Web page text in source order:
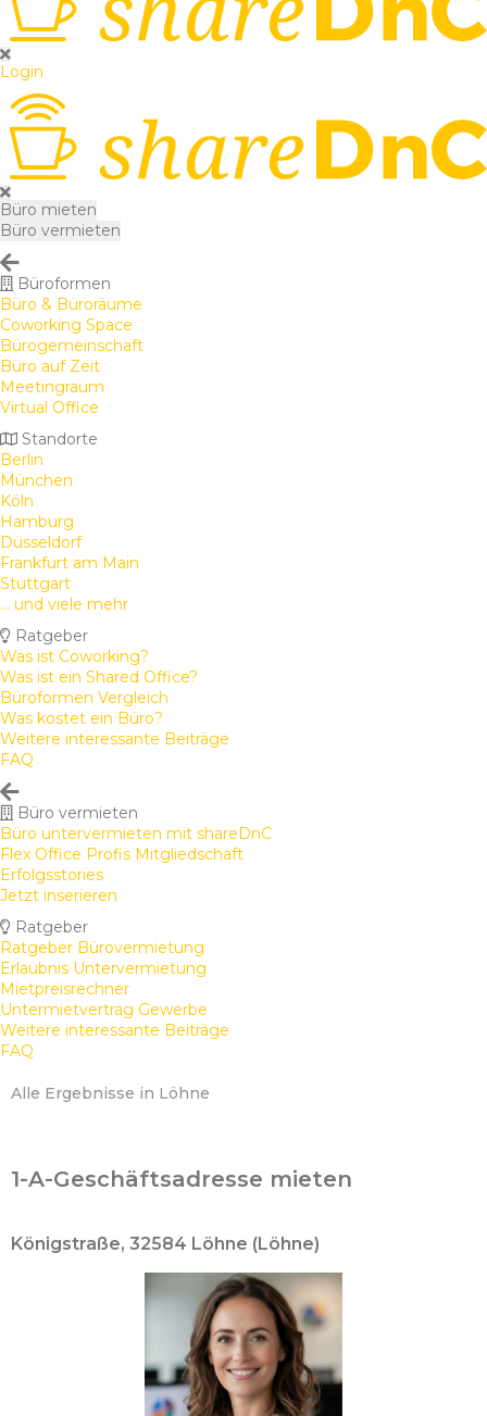
Login
Büro mieten
Büro vermieten
Büroformen
Büro & Büroräume
Coworking Space
Bürogemeinschaft
Büro auf Zeit
Meetingraum
Virtual Office
Standorte
Berlin
München
Köln
Hamburg
Düsseldorf
Frankfurt am Main
Stuttgart
... und viele mehr
Ratgeber
Was ist Coworking?
Was ist ein Shared Office?
Büroformen Vergleich
Was kostet ein Büro?
Weitere interessante Beiträge
FAQ
Büro vermieten
Büro untervermieten mit shareDnC
Flex Office Profis Mitgliedschaft
Erfolgsstories
Jetzt inserieren
Ratgeber
Ratgeber Bürovermietung
Erlaubnis Untervermietung
Mietpreisrechner
Untermietvertrag Gewerbe
Weitere interessante Beiträge
FAQ
Alle Ergebnisse in Löhne
1-A-Geschäftsadresse mieten
Königstraße, 32584 Löhne (Löhne)